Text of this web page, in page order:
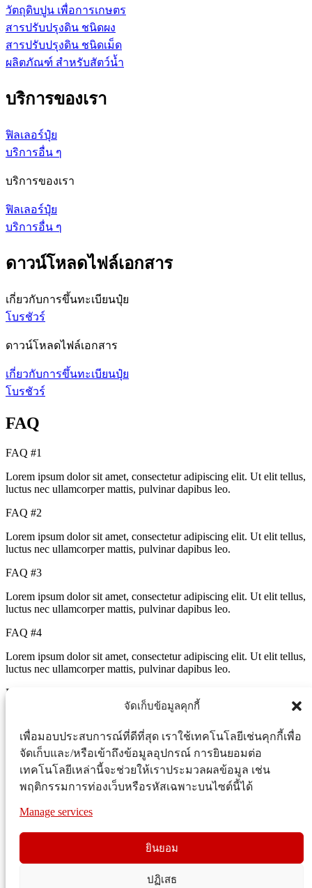
จัดเก็บข้อมูลคุกกี้
เพื่อมอบประสบการณ์ที่ดีที่สุด เราใช้เทคโนโลยีเช่นคุกกี้เพื่อ
จัดเก็บและ/หรือเข้าถึงข้อมูลอุปกรณ์ การยินยอมต่อ
เทคโนโลยีเหล่านี้จะช่วยให้เราประมวลผลข้อมูล เช่น
พฤติกรรมการท่องเว็บหรือรหัสเฉพาะบนไซต์นี้ได้
Manage services
ยินยอม
ปฏิเสธ
วัตถุดิบปูน เพื่อการเกษตร
สารปรับปรุงดิน ชนิดผง
สารปรับปรุงดิน ชนิดเม็ด
ผลิตภัณฑ์ สำหรับสัตว์น้ำ
บริการของเรา
ฟิลเลอร์ปุ๋ย
บริการอื่น ๆ
บริการของเรา
ฟิลเลอร์ปุ๋ย
บริการอื่น ๆ
ดาวน์โหลดไฟล์เอกสาร
เกี่ยวกับการขึ้นทะเบียนปุ๋ย
โบรชัวร์
ดาวน์โหลดไฟล์เอกสาร
เกี่ยวกับการขึ้นทะเบียนปุ๋ย
โบรชัวร์
FAQ
FAQ #1
Lorem ipsum dolor sit amet, consectetur adipiscing elit. Ut elit tellus,
luctus nec ullamcorper mattis, pulvinar dapibus leo.
FAQ #2
Lorem ipsum dolor sit amet, consectetur adipiscing elit. Ut elit tellus,
luctus nec ullamcorper mattis, pulvinar dapibus leo.
FAQ #3
Lorem ipsum dolor sit amet, consectetur adipiscing elit. Ut elit tellus,
luctus nec ullamcorper mattis, pulvinar dapibus leo.
FAQ #4
Lorem ipsum dolor sit amet, consectetur adipiscing elit. Ut elit tellus,
luctus nec ullamcorper mattis, pulvinar dapibus leo.
FAQ #5
Lorem ipsum dolor sit amet, consectetur adipiscing elit. Ut elit tellus,
luctus nec ullamcorper mattis, pulvinar dapibus leo.
© 2023 Asia Group Kaset. All Rights Reserved.
Start typing to see products you are looking for.
หน้าหลัก
ผลิตภัณฑ์